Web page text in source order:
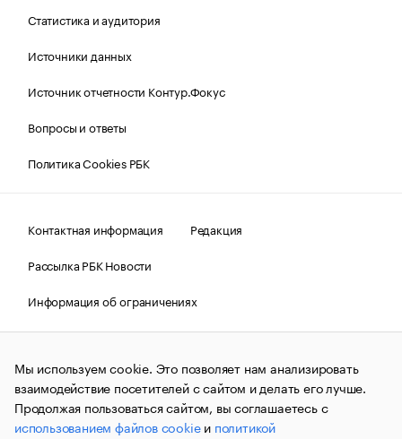
Статистика и аудитория
Источники данных
Источник отчетности Контур.Фокус
Вопросы и ответы
Политика Cookies РБК
Контактная информация
Редакция
Рассылка РБК Новости
Информация об ограничениях
Правовая информация
О соблюдении авторских прав
© АО «РОСБИЗНЕСКОНСАЛТИНГ»,1995–2026.Сообщения
и материалы информационного агентства «РБК»
(зарегистрировано Федеральной службой по надзору в сфере
связи, информационных технологий и массовых
коммуникаций (Роскомнадзор) 09.12.2015 за номером ИА
Мы используем cookie. Это позволяет нам анализировать
взаимодействие посетителей с сайтом и делать его лучше.
Продолжая пользоваться сайтом, вы соглашаетесь с
использованием файлов cookieи политикой